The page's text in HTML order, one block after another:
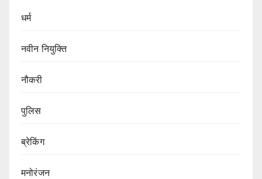
धर्म
नवीन नियुक्ति
नौकरी
पुलिस
ब्रेकिंग
मनोरंजन